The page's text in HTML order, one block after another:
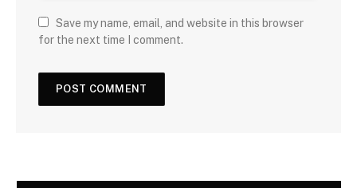
Save my name, email, and website in this browser
for the next time I comment.